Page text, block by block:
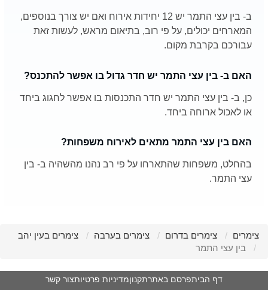
ב- בין עצי התמר יש 12 יחידות אירוח ואם יש צורך בנוספים,
המארחים יכולים, על פי רוב, בתיאום מראש, לעשות זאת
עבורכם בקרבת מקום.
האם ב- בין עצי התמר יש חדר גדול בו אפשר להתכנס?
כן, ב- בין עצי התמר יש חדר התכנסות בו אפשר לחגוג ביחד
או לאכול ארוחה ביחד.
האם בין עצי התמר מתאים לאירוח משפחות?
בהחלט, משפחות שהתארחו על פי רב נהנו מהשהיה ב- בין
עצי התמר.
צימרים צימרים בדרום צימרים בערבה
צימרים בעין יהב
בין עצי התמר
דף הביתפרסם באתרתקנוןמדיניות פרטיותצור קשר